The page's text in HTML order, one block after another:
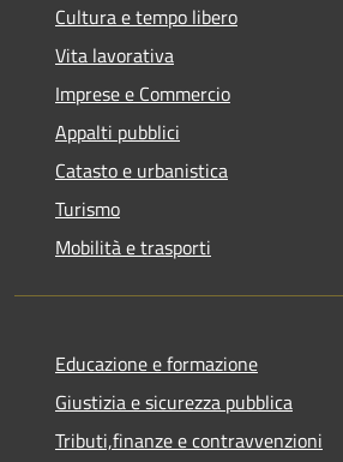
Cultura e tempo libero
Vita lavorativa
Imprese e Commercio
Appalti pubblici
Catasto e urbanistica
Turismo
Mobilità e trasporti
Educazione e formazione
Giustizia e sicurezza pubblica
Tributi,finanze e contravvenzioni